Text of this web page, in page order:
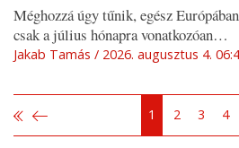
Méghozzá úgy tűnik, egész
csak a július hónapra vonatkozóan…
Jakab Tamás 2026. augusztus 4.
1 2 3 4